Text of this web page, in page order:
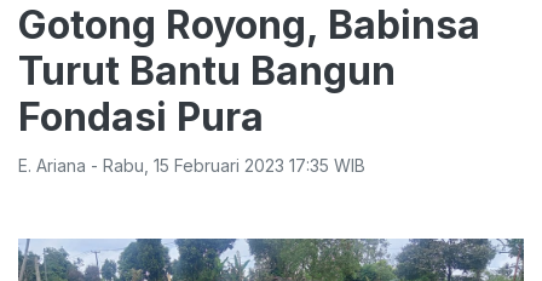
Gotong Royong, Babinsa
Turut Bantu Bangun
Fondasi Pura
E. Ariana - Rabu 15 Februari 2023 17:35 WIB